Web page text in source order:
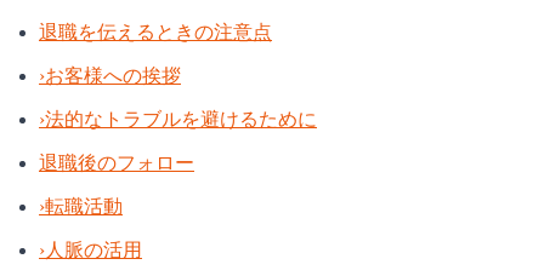
退職を伝えるときの注意点
›お客様への挨拶
›法的なトラブルを避けるために
退職後のフォロー
›転職活動
›人脈の活用